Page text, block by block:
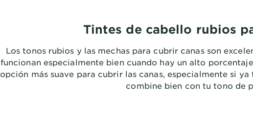
Tintes de cabello rubios
Los tonos rubios y las mechas para cubrir canas son
funcionan especialmente bien cuando hay un alto
opción más suave para cubrir las canas, especialmente si
combine bien con tu tono de